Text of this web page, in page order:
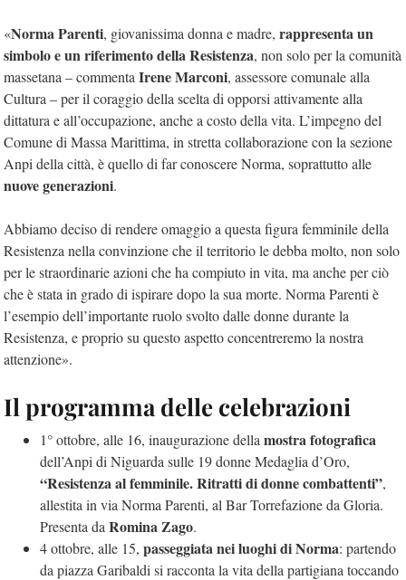
«Norma Parenti, giovanissima donna e madre, rappresenta un
simbolo e un riferimento della Resistenza, non solo per la comunità
massetana – commenta Irene Marconi, assessore comunale alla
Cultura – per il coraggio della scelta di opporsi attivamente alla
dittatura e all’occupazione, anche a costo della vita. L’impegno del
Comune di Massa Marittima, in stretta collaborazione con la sezione
Anpi della città, è quello di far conoscere Norma, soprattutto alle
nuove generazioni.
Abbiamo deciso di rendere omaggio a questa figura femminile della
Resistenza nella convinzione che il territorio le debba molto, non solo
per le straordinarie azioni che ha compiuto in vita, ma anche per ciò
che è stata in grado di ispirare dopo la sua morte. Norma Parenti è
l’esempio dell’importante ruolo svolto dalle donne durante la
Resistenza, e proprio su questo aspetto concentreremo la nostra
attenzione».
Il programma delle celebrazioni
1° ottobre, alle 16, inaugurazione della mostra fotografica
dell’Anpi di Niguarda sulle 19 donne Medaglia d’Oro,
“Resistenza al femminile. Ritratti di donne combattenti”,
allestita in via Norma Parenti, al Bar Torrefazione da Gloria.
Presenta da Romina Zago.
4 ottobre, alle 15, passeggiata nei luoghi di Norma: partendo
da piazza Garibaldi si racconta la vita della partigiana toccando